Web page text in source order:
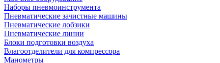
Наборы пневмоинструмента
Пневматические зачистные машины
Пневматические лобзики
Пневматические линии
Блоки подготовки воздуха
Влагоотделители для компрессора
Манометры